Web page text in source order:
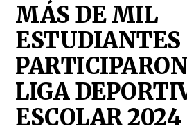
MÁS DE MIL
ESTUDIANTES
LIGA
ESCOLAR 2024